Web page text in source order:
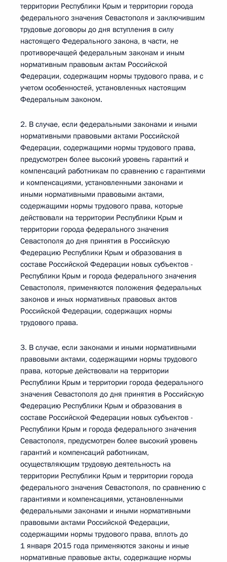
территории Республики Крым и территории города
федерального значения Севастополя и заключившим
трудовые договоры до дня вступления в силу
настоящего Федерального закона, в части, не
противоречащей федеральным законам и иным
нормативным правовым актам Российской
Федерации, содержащим нормы трудового права, и с
учетом особенностей, установленных настоящим
Федеральным законом.
2. В случае, если федеральными законами и иными
нормативными правовыми актами Российской
Федерации, содержащими нормы трудового права,
предусмотрен более высокий уровень гарантий и
компенсаций работникам по сравнению с гарантиями
и компенсациями, установленными законами и
иными нормативными правовыми актами,
содержащими нормы трудового права, которые
действовали на территории Республики Крым и
территории города федерального значения
Севастополя до дня принятия в Российскую
Федерацию Республики Крым и образования в
составе Российской Федерации новых субъектов -
Республики Крым и города федерального значения
Севастополя, применяются положения федеральных
законов и иных нормативных правовых актов
Российской Федерации, содержащих нормы
трудового права.
3. В случае, если законами и иными нормативными
правовыми актами, содержащими нормы трудового
права, которые действовали на территории
Республики Крым и территории города федерального
значения Севастополя до дня принятия в Российскую
Федерацию Республики Крым и образования в
составе Российской Федерации новых субъектов -
Республики Крым и города федерального значения
Севастополя, предусмотрен более высокий уровень
гарантий и компенсаций работникам,
осуществляющим трудовую деятельность на
территории Республики Крым и территории города
федерального значения Севастополя, по сравнению с
гарантиями и компенсациями, установленными
федеральными законами и иными нормативными
правовыми актами Российской Федерации,
содержащими нормы трудового права, вплоть до
1 января 2015 года применяются законы и иные
нормативные правовые акты, содержащие нормы